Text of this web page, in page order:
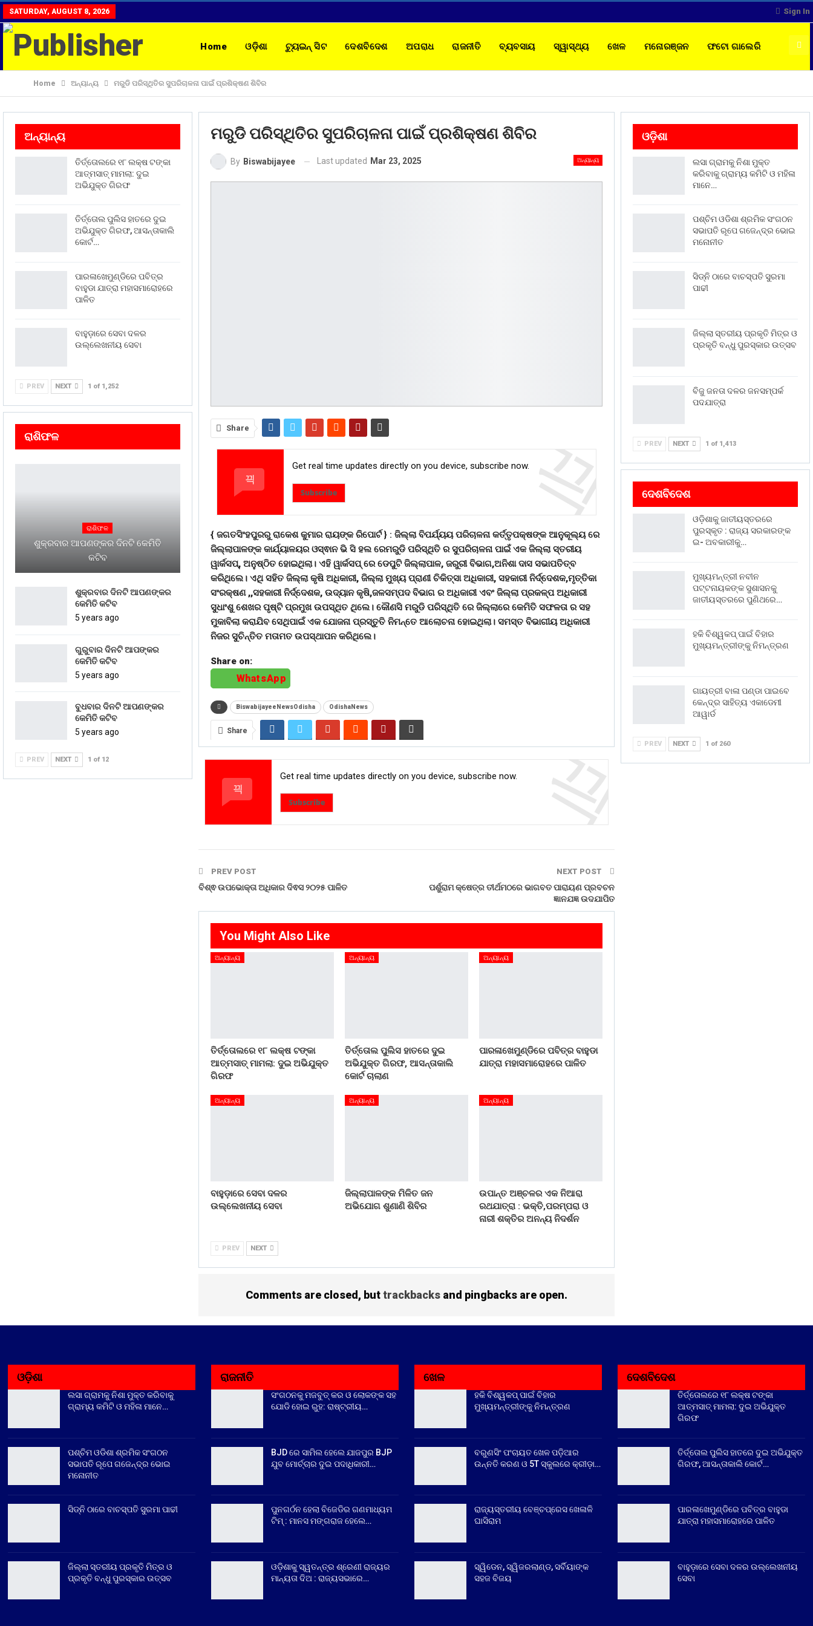
Sign In
SATURDAY, AUGUST 8, 2026
Home ଓଡ଼ିଶା ଟ୍ୟୁଇନ୍ ସିଟ ଦେଶବିଦେଶ ଅପରାଧ ରାଜନୀତି ବ୍ୟବସାୟ ସ୍ୱାସ୍ଥ୍ୟ ଖେଳ ମନୋରଞ୍ଜନ ଫଟୋ ଗାଲେରି
ରାଶିଫଳ CONTACT
Home ଅନ୍ୟାନ୍ୟ ମରୁଡି ପରିସ୍ଥିତିର ସୁପରିଚାଳନା ପାଇଁ ପ୍ରଶିକ୍ଷଣ ଶିବିର
ମରୁଡି ପରିସ୍ଥିତିର ସୁପରିଚାଳନା ପାଇଁ ପ୍ରଶିକ୍ଷଣ ଶିବିର
ଅନ୍ୟାନ୍ୟ
By Biswabijayee Last updated Mar 23, 2025
Share
Get real time updates directly on you device, subscribe now.
Subscribe
{ ଜଗତସିଂହପୁରରୁ ରାକେଶ କୁମାର ରାୟଙ୍କ ରିପୋର୍ଟ } : ଜିଲ୍ଲା ବିପର୍ଯ୍ୟୟ ପରିଚାଳନା କର୍ତ୍ତୃପକ୍ଷଙ୍କ ଆନୁକୂଲ୍ୟ ରେ
ଜିଲ୍ଲାପାଳଙ୍କ କାର୍ଯ୍ୟାଳୟର ଓସ୍ଵାନ ଭି ସି ହଲ ରେମରୁଡି ପରିସ୍ଥିତି ର ସୁପରିଚାଳନା ପାଇଁ ଏକ ଜିଲ୍ଲା ସ୍ତରୀୟ
ୱାର୍କସପ୍, ଅନୁଷ୍ଠିତ ହୋଇଥିଲା। ଏହି ୱାର୍କସପ୍ ରେ ଡେପୁଟି ଜିଲ୍ଲାପାଳ, ଜରୁରୀ ବିଭାଗ,ଅନିଶା ଦାସ ସଭାପତିତ୍ବ
କରିଥିଲେ। ଏଥି ସହିତ ଜିଲ୍ଲା କୃଷି ଅଧିକାରୀ, ଜିଲ୍ଲା ମୁଖ୍ୟ ପ୍ରାଣୀ ଚିକିତ୍ସା ଅଧିକାରୀ, ସହକାରୀ ନିର୍ଦ୍ଦେଶକ,ମୃତ୍ତିକା
ସଂରକ୍ଷଣ ,,ସହକାରୀ ନିର୍ଦ୍ଦେଶକ, ଉଦ୍ୟାନ କୃଷି,ଜଳସମ୍ପଦ ବିଭାଗ ର ଅଧିକାରୀ ଏବଂ ଜିଲ୍ଲା ପ୍ରକଳ୍ପ ଅଧିକାରୀ
ସୁଧାଂଶୁ ଶେଖର ପୃଷ୍ଟି ପ୍ରମୁଖ ଉପସ୍ଥିତ ଥିଲେ। କୌଣସି ମରୁଡି ପରିସ୍ଥିତି ରେ ଜିଲ୍ଲାରେ କେମିତି ସଫଳତା ର ସହ
ମୁକାବିଲା କରାଯିବ ସେଥିପାଇଁ ଏକ ଯୋଜନା ପ୍ରସ୍ତୁତି ନିମନ୍ତେ ଆଲୋଚନା ହୋଇଥିଲା। ସମସ୍ତ ବିଭାଗୀୟ ଅଧିକାରୀ
ନିଜର ସୁଚିନ୍ତିତ ମତାମତ ଉପସ୍ଥାପନ କରିଥିଲେ।
Share on:
WhatsApp
BiswabijayeeNewsOdisha OdishaNews
Share
Get real time updates directly on you device, subscribe now.
Subscribe
PREV POST
ବିଶ୍ଵ ଉପଭୋକ୍ତା ଅଧିକାର ଦିଵସ ୨୦୨୫ ପାଳିତ
NEXT POST
ପର୍ଶୁରାମ କ୍ଷେତ୍ର ତୀର୍ଥମଠରେ ଭାଗବତ ପାରାୟଣ ପ୍ରବଚନ
ଜ୍ଞାନଯଜ୍ଞ ଉଦଯାପିତ
You Might Also Like
ଅନ୍ୟାନ୍ୟ
ତିର୍ତ୍ତୋଲରେ ୧୮ ଲକ୍ଷ ଟଙ୍କା
ଆତ୍ମସାତ୍ ମାମଲା: ଦୁଇ ଅଭିଯୁକ୍ତ
ଗିରଫ
ଅନ୍ୟାନ୍ୟ
ତିର୍ତ୍ତୋଲ ପୁଲିସ ହାତରେ ଦୁଇ
ଅଭିଯୁକ୍ତ ଗିରଫ, ଆସନ୍ତାକାଲି
କୋର୍ଟ ଚାଲାଣ
ଅନ୍ୟାନ୍ୟ
ପାରଳାଖେମୁଣ୍ଡିରେ ପବିତ୍ର ବାହୁଡା
ଯାତ୍ରା ମହାସମାରୋହରେ ପାଳିତ
ଅନ୍ୟାନ୍ୟ
ବାହୁଡ଼ାରେ ସେବା ଦଳର
ଉଲ୍ଲେଖନୀୟ ସେବା
ଅନ୍ୟାନ୍ୟ
ଜିଲ୍ଲାପାଳଙ୍କ ମିଳିତ ଜନ
ଅଭିଯୋଗ ଶୁଣାଣି ଶିବିର
ଅନ୍ୟାନ୍ୟ
ଉପାନ୍ତ ଅଞ୍ଚଳର ଏକ ନିଆରା
ରଥଯାତ୍ରା : ଭକ୍ତି,ପରମ୍ପରା ଓ
ନାରୀ ଶକ୍ତିର ଅନନ୍ୟ ନିଦର୍ଶନ
PREV NEXT
Comments are closed, buttrackbacksand pingbacks are open.
ଅନ୍ୟାନ୍ୟ
ତିର୍ତ୍ତୋଲରେ ୧୮ ଲକ୍ଷ ଟଙ୍କା
ଆତ୍ମସାତ୍ ମାମଲା: ଦୁଇ
ଅଭିଯୁକ୍ତ ଗିରଫ
ତିର୍ତ୍ତୋଲ ପୁଲିସ ହାତରେ ଦୁଇ
ଅଭିଯୁକ୍ତ ଗିରଫ, ଆସନ୍ତାକାଲି
କୋର୍ଟ…
ପାରଳାଖେମୁଣ୍ଡିରେ ପବିତ୍ର
ବାହୁଡା ଯାତ୍ରା ମହାସମାରୋହରେ
ପାଳିତ
ବାହୁଡ଼ାରେ ସେବା ଦଳର
ଉଲ୍ଲେଖନୀୟ ସେବା
PREV NEXT 1 of 1,252
ରାଶିଫଳ
ରାଶିଫଳ
ଶୁକ୍ରବାର ଆପଣଙ୍କର ଦିନଟି କେମିତି
କଟିବ
ଶୁକ୍ରବାର ଦିନଟି ଆପଣଙ୍କର
କେମିତି କଟିବ
5 years ago
ଗୁରୁବାର ଦିନଟି ଆପଙ୍କର
କେମିତି କଟିବ
5 years ago
ବୁଧବାର ଦିନଟି ଆପଣଙ୍କର
କେମିତି କଟିବ
5 years ago
PREV NEXT 1 of 12
ଓଡ଼ିଶା
ଲସା ଗ୍ରାମକୁ ନିଶା ମୁକ୍ତ
କରିବାକୁ ଗ୍ରାମ୍ୟ କମିଟି ଓ ମହିଳା
ମାନେ…
ପଶ୍ଚିମ ଓଡିଶା ଶ୍ରମିକ ସଂଗଠନ
ସଭାପତି ରୂପେ ଗଜେନ୍ଦ୍ର ଭୋଇ
ମନୋନୀତ
ସିଡ୍‌ନି ଠାରେ ବାଚସ୍ପତି ସୁରମା
ପାଢୀ
ଜିଲ୍ଲା ସ୍ତରୀୟ ପ୍ରକୃତି ମିତ୍ର ଓ
ପ୍ରକୃତି ବନ୍ଧୁ ପୁରସ୍କାର ଉତ୍ସବ
ବିଜୁ ଜନତା ଦଳର ଜନସମ୍ପର୍କ
ପଦଯାତ୍ରା
PREV NEXT 1 of 1,413
ଦେଶବିଦେଶ
ଓଡ଼ିଶାକୁ ଜାତୀୟସ୍ତରରେ
ପୁରସ୍କୃତ : ରାଜ୍ୟ ସରକାରଙ୍କ
ଇ- ଅବକାରୀକୁ…
ମୁଖ୍ୟମନ୍ତ୍ରୀ ନବୀନ
ପଟ୍ଟନାୟକଙ୍କ ସୁଶାସନକୁ
ଜାତୀୟସ୍ତରରେ ପୁଣିଥରେ…
ହକି ବିଶ୍ୱକପ୍ ପାଇଁ ବିହାର
ମୁଖ୍ୟମନ୍ତ୍ରୀଙ୍କୁ ନିମନ୍ତ୍ରଣ
ଗାୟତ୍ରୀ ବାଳା ପଣ୍ଡା ପାଇବେ
କେନ୍ଦ୍ର ସାହିତ୍ୟ ଏକାଡେମୀ
ଆୱାର୍ଡ
PREV NEXT 1 of 260
ଓଡ଼ିଶା
ଲସା ଗ୍ରାମକୁ ନିଶା ମୁକ୍ତ କରିବାକୁ
ଗ୍ରାମ୍ୟ କମିଟି ଓ ମହିଳା ମାନେ…
ପଶ୍ଚିମ ଓଡିଶା ଶ୍ରମିକ ସଂଗଠନ
ସଭାପତି ରୂପେ ଗଜେନ୍ଦ୍ର ଭୋଇ
ମନୋନୀତ
ସିଡ୍‌ନି ଠାରେ ବାଚସ୍ପତି ସୁରମା ପାଢୀ
ଜିଲ୍ଲା ସ୍ତରୀୟ ପ୍ରକୃତି ମିତ୍ର ଓ
ପ୍ରକୃତି ବନ୍ଧୁ ପୁରସ୍କାର ଉତ୍ସବ
ରାଜନୀତି
ସଂଗଠନକୁ ମଜବୁତ୍ କର ଓ ଲୋକଙ୍କ ସହ
ଯୋଡି ହୋଇ ରୁହ: ରାଷ୍ଟ୍ରୀୟ…
BJD ରେ ସାମିଲ ହେଲେ ଯାଜପୁର BJP
ଯୁବ ମୋର୍ଚ୍ଚାର ଦୁଇ ପଦାଧିକାରୀ…
ପୁନଗର୍ଠନ ହେଲା ବିଜେଡିର ଗଣମାଧ୍ୟମ
ଟିମ୍ : ମାନସ ମଙ୍ଗରାଜ ହେଲେ…
ଓଡ଼ିଶାକୁ ସ୍ୱତନ୍ତ୍ର ଶ୍ରେଣୀ ରାଜ୍ୟର
ମାନ୍ୟତା ଦିଅ : ରାଜ୍ୟସଭାରେ…
ଖେଳ
ହକି ବିଶ୍ୱକପ୍ ପାଇଁ ବିହାର
ମୁଖ୍ୟମନ୍ତ୍ରୀଙ୍କୁ ନିମନ୍ତ୍ରଣ
ବରୁଣସିଂ ପଂଚାୟତ ଖେଳ ପଡ଼ିଆର
ଉନ୍ନତି କରଣ ଓ 5T ସ୍କୁଲରେ କ୍ରୀଡ଼ା…
ରାଜ୍ୟସ୍ତରୀୟ ବେଞ୍ଚପ୍ରେସ ଖେଳାଳି
ଘାସିରାମ
ସ୍ୱିଡେନ, ସ୍ୱିଜରଲାଣ୍ଡ, ସର୍ବିୟାଙ୍କ
ସହଜ ବିଜୟ
ଦେଶବିଦେଶ
ତିର୍ତ୍ତୋଲରେ ୧୮ ଲକ୍ଷ ଟଙ୍କା
ଆତ୍ମସାତ୍ ମାମଲା: ଦୁଇ ଅଭିଯୁକ୍ତ
ଗିରଫ
ତିର୍ତ୍ତୋଲ ପୁଲିସ ହାତରେ ଦୁଇ ଅଭିଯୁକ୍ତ
ଗିରଫ, ଆସନ୍ତାକାଲି କୋର୍ଟ…
ପାରଳାଖେମୁଣ୍ଡିରେ ପବିତ୍ର ବାହୁଡା
ଯାତ୍ରା ମହାସମାରୋହରେ ପାଳିତ
ବାହୁଡ଼ାରେ ସେବା ଦଳର ଉଲ୍ଲେଖନୀୟ
ସେବା